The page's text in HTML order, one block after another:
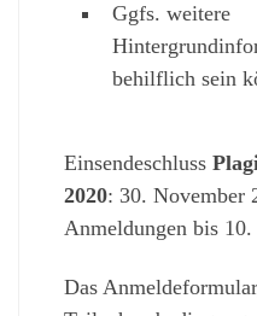
Ggfs. weitere
behilflich sein
Einsendeschluss
2020: 30. November
Anmeldungen bis
Das